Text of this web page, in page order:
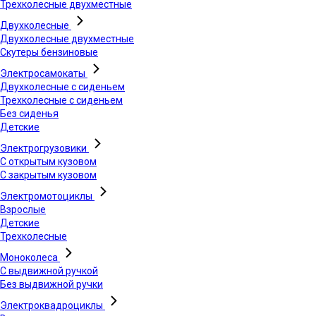
Трехколесные двухместные
Двухколесные
Двухколесные двухместные
Скутеры бензиновые
Электросамокаты
Двухколесные с сиденьем
Трехколесные с сиденьем
Без сиденья
Детские
Электрогрузовики
С открытым кузовом
С закрытым кузовом
Электромотоциклы
Взрослые
Детские
Трехколесные
Моноколеса
С выдвижной ручкой
Без выдвижной ручки
Электроквадроциклы